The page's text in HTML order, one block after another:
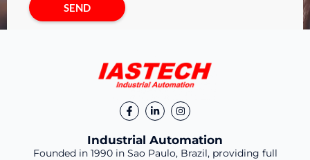
SEND
Industrial Automation
Founded in 1990 in Sao Paulo, Brazil, providing full